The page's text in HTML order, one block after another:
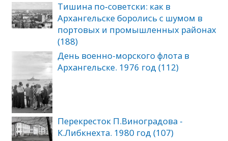
Тишина по‑советски: как в
Архангельске боролись с шумом в
портовых и промышленных районах
(188)
День военно-морского флота в
Архангельске. 1976 год (112)
Перекресток П.Виноградова -
К.Либкнехта. 1980 год (107)